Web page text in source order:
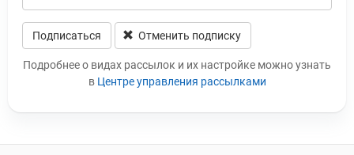
Подписаться Отменить подписку
Leave this field blank
Подробнее о видах рассылок и их настройке можно узнать
в Центре управления рассылками